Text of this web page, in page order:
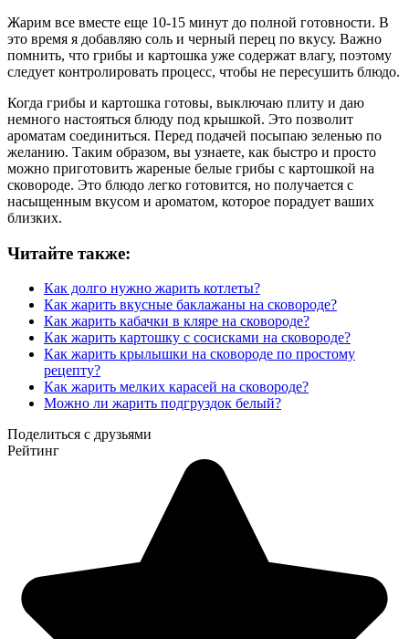
Жарим все вместе еще 10-15 минут до полной готовности. В
это время я добавляю соль и черный перец по вкусу. Важно
помнить, что грибы и картошка уже содержат влагу, поэтому
следует контролировать процесс, чтобы не пересушить блюдо.
Когда грибы и картошка готовы, выключаю плиту и даю
немного настояться блюду под крышкой. Это позволит
ароматам соединиться. Перед подачей посыпаю зеленью по
желанию. Таким образом, вы узнаете, как быстро и просто
можно приготовить жареные белые грибы с картошкой на
сковороде. Это блюдо легко готовится, но получается с
насыщенным вкусом и ароматом, которое порадует ваших
близких.
Читайте также:
Как долго нужно жарить котлеты?
Как жарить вкусные баклажаны на сковороде?
Как жарить кабачки в кляре на сковороде?
Как жарить картошку с сосисками на сковороде?
Как жарить крылышки на сковороде по простому
рецепту?
Как жарить мелких карасей на сковороде?
Можно ли жарить подгруздок белый?
Поделиться с друзьями
Рейтинг